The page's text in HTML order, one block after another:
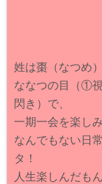
姓は棗（なつめ
ななつの目（①
閃き）で、
一期一会を楽し
なんでもない日
タ！
人生楽しんだも